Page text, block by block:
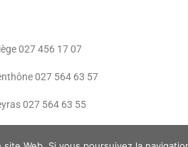
027 456 17 07
027 564 63 57
027 564 63 55